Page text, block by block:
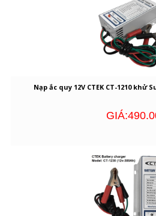
Nạp ắc quy 12V CTEK CT-1210 khử